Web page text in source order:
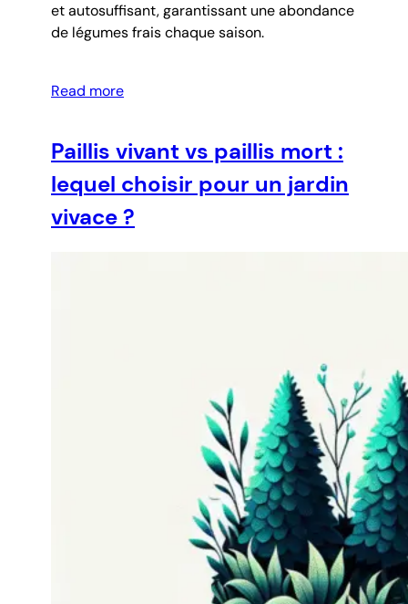
et autosuffisant, garantissant une abondance
de légumes frais chaque saison.
Read more
Paillis vivant vs paillis mort :
lequel choisir pour un jardin
vivace ?